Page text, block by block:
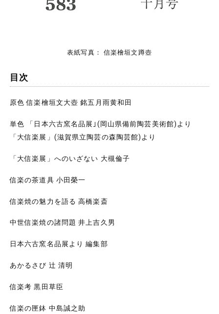
表紙写真： 信楽檜垣文蹲壺
目次
原色 信楽檜垣文大壺 銘五月雨黄和田
単色 「日本六古窯名品展｣(岡山県備前陶芸美術館)より
「大信楽展」(滋賀県立陶芸の森陶芸館)より
「大信楽展」へのいざない 大槻倫子
信楽の茶道具 小田榮一
信楽焼の魅力を語る 高橋楽斎
中世信楽焼の諸問題 井上吉久男
日本六古窯名品展より 編集部
あかるさび 辻 清明
信楽考 黒田草臣
信楽の匣鉢 中島誠之助